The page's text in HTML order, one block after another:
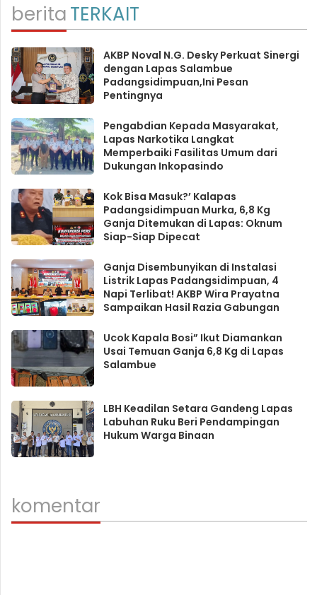
beritaTERKAIT
AKBP Noval N.G. Desky Perkuat Sinergi
dengan Lapas Salambue
Padangsidimpuan,Ini Pesan
Pentingnya
Pengabdian Kepada Masyarakat,
Lapas Narkotika Langkat
Memperbaiki Fasilitas Umum dari
Dukungan Inkopasindo
Kok Bisa Masuk?’ Kalapas
Padangsidimpuan Murka, 6,8 Kg
Ganja Ditemukan di Lapas: Oknum
Siap-Siap Dipecat
Ganja Disembunyikan di Instalasi
Listrik Lapas Padangsidimpuan, 4
Napi Terlibat! AKBP Wira Prayatna
Sampaikan Hasil Razia Gabungan
Ucok Kapala Bosi” Ikut Diamankan
Usai Temuan Ganja 6,8 Kg di Lapas
Salambue
LBH Keadilan Setara Gandeng Lapas
Labuhan Ruku Beri Pendampingan
Hukum Warga Binaan
komentar